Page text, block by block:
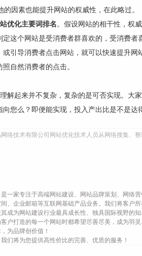
因素也能提升网站的权威性，在此略过。
优化主要词排名。假设网站的相干性，权
这个网站是受消费者群喜欢的，受消费
引导消费者点击网站，就可以快速提升
自然消费者的点击。
解起来并不复杂，复杂的是可否实现。大
您么？即便能实现，投入产出比是不是达
络技术有限公司网站优化技术人员从网络搜集、
一家专注于高端网站建设、网站品牌策划、网络
、企业邮箱等互联网基础产品业务。我们将客户
成为网站建设行业最具成长性、独具国际视野的知
户打造的每一个网站时都希望尽善尽美，成为羽
为品牌创价值！
们将为您提供高性价比的完善、优质的服务！